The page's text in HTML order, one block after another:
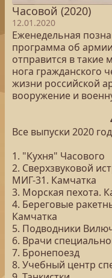
Часовой (2020)
12.01.2020
Еженедельная
программа об
отправится в такие
нога гражданского
жизни российской
вооружение и
Все выпуски 2020
1. "Кухня" Часового
2. Сверхзвуковой
МИГ-31. Камчатка
3. Морская пехота.
4. Береговые
Камчатка
5. Подводники
6. Врачи
7. Бронепоезд
8. Учебный центр